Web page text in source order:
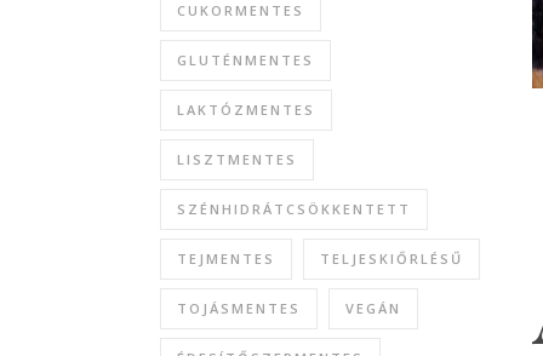
CUKORMENTES
GLUTÉNMENTES
LAKTÓZMENTES
LISZTMENTES
SZÉNHIDRÁTCSÖKKENTETT
TEJMENTES TELJESKIŐRLÉSŰ
TOJÁSMENTES VEGÁN